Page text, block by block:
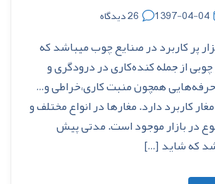
1397-04-04 26 دیدگاه
پر کاربرد در صنایع چوب میباشد که
از جمله کنده‌کاری در درودگری و
همچون منبت کاری،خراطی و…
کاربرد دارد. مغارها در انواع مختلف و
در بازار موجود است. مدتی پیش
که شاید […]